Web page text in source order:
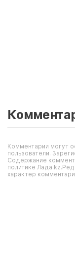
Комментарии могут
пользователи.
Содержание
политике
характер